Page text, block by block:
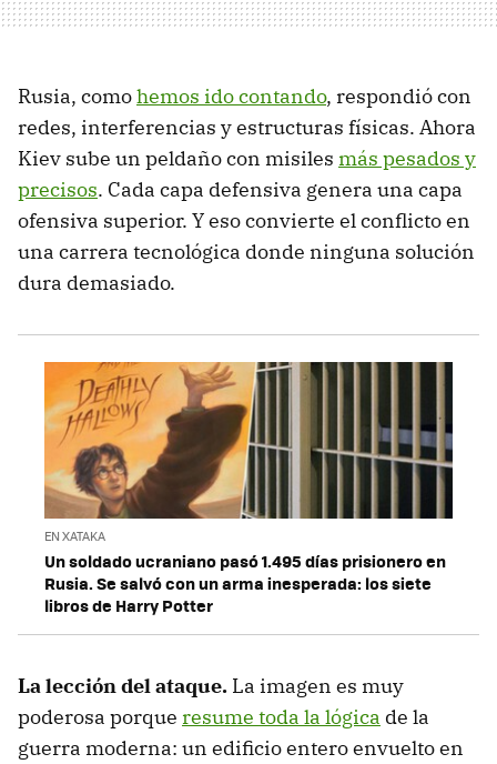
Rusia, comohemos ido contando, respondió con
redes, interferencias y estructuras físicas. Ahora
Kiev sube un peldaño con misiles más pesados y
precisos. Cada capa defensiva genera una capa
ofensiva superior. Y eso convierte el conflicto en
una carrera tecnológica donde ninguna solución
dura demasiado.
EN XATAKA
Un soldado ucraniano pasó 1.495 días prisionero en
Rusia. Se salvó con un arma inesperada: los siete
libros de Harry Potter
La lección del ataque. La imagen es muy
poderosa porque resume toda la lógica de la
guerra moderna: un edificio entero envuelto en